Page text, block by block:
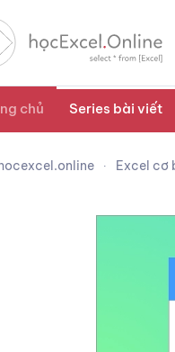
chủ Series bài viết
Excel cơ